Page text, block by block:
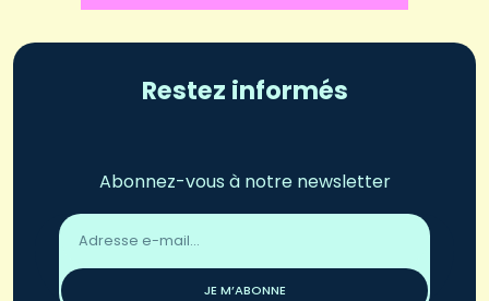
Restez informés
Abonnez-vous à notre newsletter
Adresse
email
JE M’ABONNE